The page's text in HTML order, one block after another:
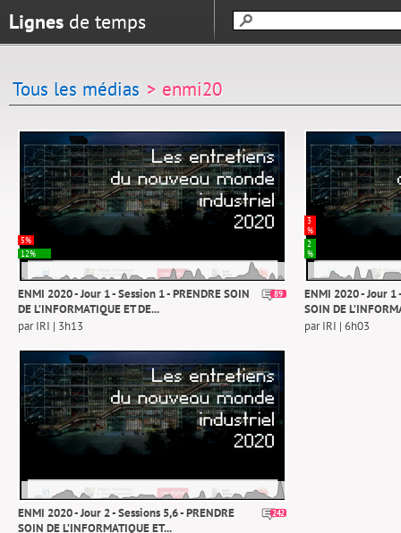
Lignes de temps
Tous les médias > enmi20
5%
12%
89
ENMI 2020 - Jour 1 - Session 1 - PRENDRE SOIN
DE L’INFORMATIQUE ET DE...
par IRI | 3h13
3
%
2
%
ENMI 2020 - Jour 1
SOIN DE
par IRI | 6h03
242
ENMI 2020 - Jour 2 - Sessions 5,6 - PRENDRE
SOIN DE L’INFORMATIQUE ET...